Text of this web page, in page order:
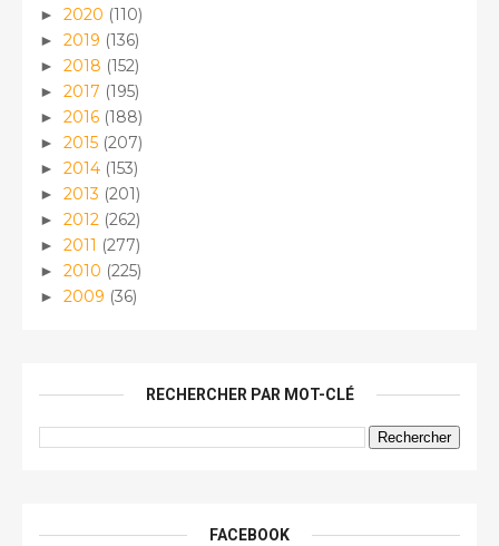
► 2020 (110)
► 2019 (136)
► 2018 (152)
► 2017 (195)
► 2016 (188)
► 2015 (207)
► 2014 (153)
► 2013 (201)
► 2012 (262)
► 2011 (277)
► 2010 (225)
► 2009 (36)
RECHERCHER PAR MOT-CLÉ
FACEBOOK